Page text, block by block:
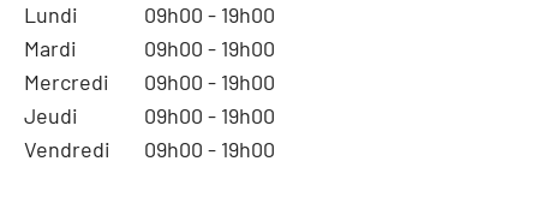
Lundi
09h00 - 19h00
Mardi
09h00 - 19h00
Mercredi
09h00 - 19h00
Jeudi
09h00 - 19h00
Vendredi
09h00 - 19h00